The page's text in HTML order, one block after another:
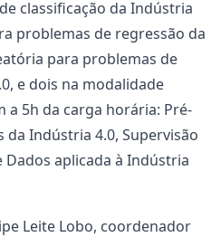
classificação da Indústria
problemas de regressão da
para problemas de
e dois na modalidade
a 5h da carga horária: Pré-
Indústria 4.0, Supervisão
Dados aplicada à Indústria
Leite Lobo, coordenador